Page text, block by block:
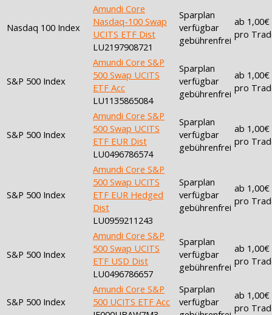
Nasdaq 100 Index
Amundi Core
Nasdaq-100 Swap
UCITS ETF Dist
LU2197908721
Sparplan
verfügbar
gebührenfrei
ab 1,00€
pro
S&P 500 Index
Amundi Core S&P
500 Swap UCITS
ETF Acc
LU1135865084
Sparplan
verfügbar
gebührenfrei
ab 1,00€
pro
S&P 500 Index
Amundi Core S&P
500 Swap UCITS
ETF EUR Dist
LU0496786574
Sparplan
verfügbar
gebührenfrei
ab 1,00€
pro
S&P 500 Index
Amundi Core S&P
500 Swap UCITS
ETF EUR Hedged
Dist
LU0959211243
Sparplan
verfügbar
gebührenfrei
ab 1,00€
pro
S&P 500 Index
Amundi Core S&P
500 Swap UCITS
ETF USD Dist
LU0496786657
Sparplan
verfügbar
gebührenfrei
ab 1,00€
pro
S&P 500 Index
Amundi Core S&P
500 UCITS ETF Acc
Sparplan
verfügbar
ab 1,00€
pro